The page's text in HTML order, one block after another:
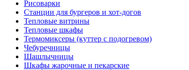
Рисоварки
Станции для бургеров и хот-догов
Тепловые витрины
Тепловые шкафы
Термомиксеры (куттер с подогревом)
Чебуречницы
Шашлычницы
Шкафы жарочные и пекарские